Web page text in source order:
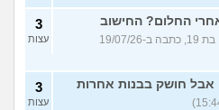
החלום? החישוב
(ירין, בת 19, כתבה ב-19/07/26
3
עצות
אבל חושק בבנות אחרות 3
עצות